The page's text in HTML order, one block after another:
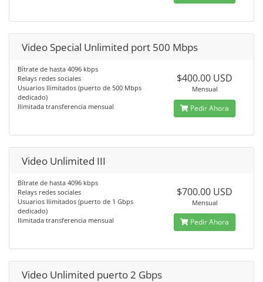
Video Special Unlimited port 500 Mbps
Bítrate de hasta 4096 kbps
Relays redes sociales
Usuarios Ilimitados (puerto de 500 Mbps
dedicado)
Ilimitada transferencia mensual
$400.00 USD
Mensual
Pedir Ahora
Video Unlimited III
Bítrate de hasta 4096 kbps
Relays redes sociales
Usuarios Ilimitados (puerto de 1 Gbps
dedicado)
Ilimitada transferencia mensual
$700.00 USD
Mensual
Pedir Ahora
Video Unlimited puerto 2 Gbps